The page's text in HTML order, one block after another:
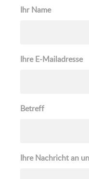
Ihr Name
Ihre E-Mailadresse
Betreff
Ihre Nachricht an